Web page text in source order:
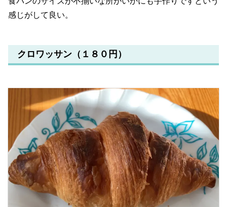
感じがして良い。
クロワッサン（１８０円）